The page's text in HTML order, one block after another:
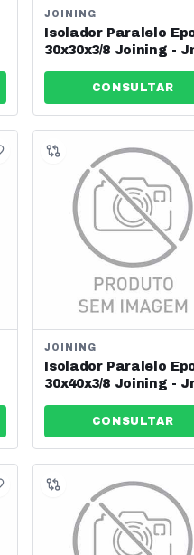
JOINING
Isolador Paralelo
30x30x3/8 Joining -
CONSULTAR
JOINING
Isolador Paralelo
30x40x3/8 Joining -
CONSULTAR